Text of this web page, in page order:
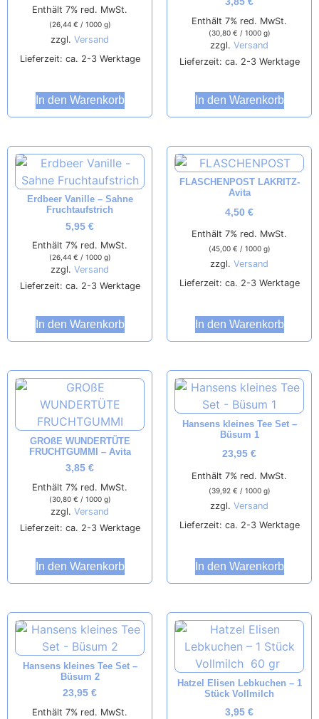
Enthält 7% red. MwSt.
(26,44 € / 1000 g)
zzgl. Versand
Lieferzeit: ca. 2-3 Werktage
In den Warenkorb
Enthält 7% red. MwSt.
(30,80 € / 1000 g)
zzgl. Versand
Lieferzeit: ca. 2-3 Werktage
In den Warenkorb
Erdbeer Vanille – Sahne
Fruchtaufstrich
5,95 €
Enthält 7% red. MwSt.
(26,44 € / 1000 g)
zzgl. Versand
Lieferzeit: ca. 2-3 Werktage
In den Warenkorb
FLASCHENPOST LAKRITZ-
Avita
4,50 €
Enthält 7% red. MwSt.
(45,00 € / 1000 g)
zzgl. Versand
Lieferzeit: ca. 2-3 Werktage
In den Warenkorb
GROßE WUNDERTÜTE
FRUCHTGUMMI – Avita
3,85 €
Enthält 7% red. MwSt.
(30,80 € / 1000 g)
zzgl. Versand
Lieferzeit: ca. 2-3 Werktage
In den Warenkorb
Hansens kleines Tee Set –
Büsum 1
23,95 €
Enthält 7% red. MwSt.
(39,92 € / 1000 g)
zzgl. Versand
Lieferzeit: ca. 2-3 Werktage
In den Warenkorb
Hansens kleines Tee Set –
Büsum 2
23,95 €
Enthält 7% red. MwSt.
Hatzel Elisen Lebkuchen – 1
Stück Vollmilch
3,95 €